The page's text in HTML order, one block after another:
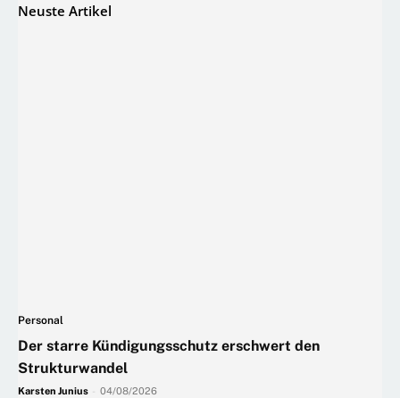
Neuste Artikel
Personal
Der starre Kündigungsschutz erschwert den
Strukturwandel
Karsten Junius 04/08/2026